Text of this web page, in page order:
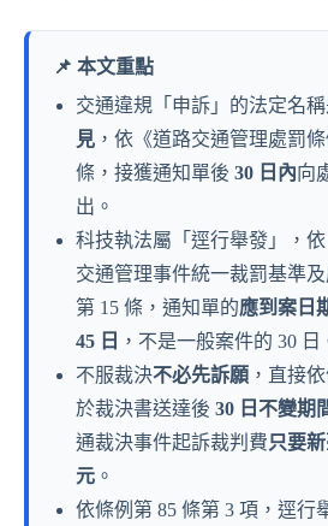
📌 本文重點
交通違規「申訴」的法定名稱
見 ，依《道路交通管理處罰
條，接獲通知單後30 日內向
出。
科技執法屬「逕行舉發」，
交通管理事件統一裁罰基準及
第 15 條，通知單的應到案日
45 日 ，不是一般案件的 30 日
不服裁決不必先訴願 ，直接
於裁決書送達後30 日不變期
通裁決事件起訴裁判費只要
元 。
依條例第 85 條第 3 項，逕行